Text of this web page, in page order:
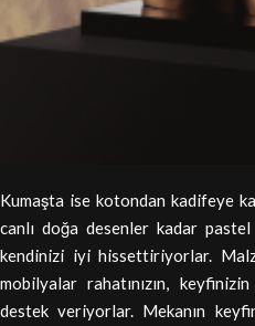
Kumaşta ise kotondan kadifeye
canlı doğa desenler kadar
kendinizi iyi hissettiriyorlar.
mobilyalar rahatınızın,
destek veriyorlar. Mekanın